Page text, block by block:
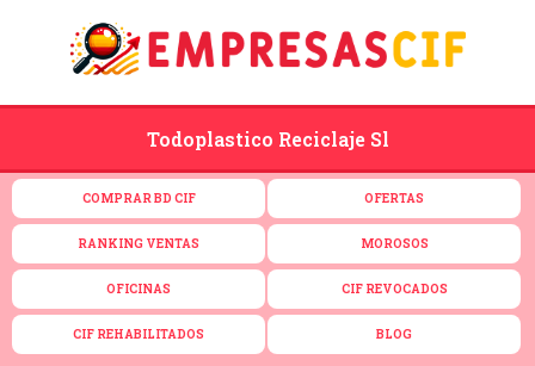
Todoplastico Reciclaje Sl
COMPRAR BD CIF OFERTAS
RANKING VENTAS MOROSOS
OFICINAS CIF REVOCADOS
CIF REHABILITADOS BLOG